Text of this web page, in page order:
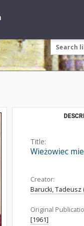
Title:
Wieżowiec
Creator:
Barucki, Tadeusz
Original
[1961]